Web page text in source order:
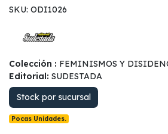
SKU: ODI1026
Colección : FEMINISMOS Y
Editorial: SUDESTADA
Stock por sucursal
Pocas Unidades.